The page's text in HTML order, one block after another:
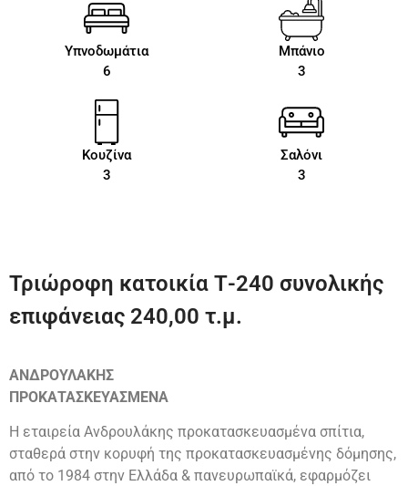
Υπνοδωμάτια
6
Μπάνιο
3
Κουζίνα
3
Σαλόνι
3
Τριώροφη κατοικία Τ-240 συνολικής
επιφάνειας 240,00 τ.μ.
ΑΝΔΡΟΥΛΑΚΗΣ
ΠΡΟΚΑΤΑΣΚΕΥΑΣΜΕΝΑ
Η εταιρεία Ανδρουλάκης προκατασκευασμένα σπίτια,
σταθερά στην κορυφή της προκατασκευασμένης δόμησης,
από το 1984 στην Ελλάδα & πανευρωπαϊκά, εφαρμόζει